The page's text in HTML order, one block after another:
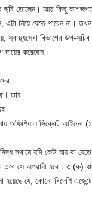
ছবি তোলেন। আর কিছু
নিয়ে যেতে পারেন না।
স্বাস্থ্যসেবা বিভাগের উপ-
দায়ের করেছেন।
তার
অফিশিয়াল সিক্রেট আইনের
স্থানে যদি কেউ যায় বা
সে অপরাধী হবে। ৩ (ক)
যে, কোনো বিদেশি